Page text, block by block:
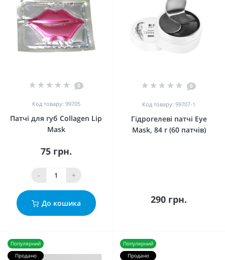
0
Код товару: 99705
Патчі для губ Collagen Lip
Mask
75 грн.
- +
До кошика
0
Код товару: 99707-1
Гідрогелеві патчі Eye
Mask, 84 г (60 патчів)
290 грн.
Популярний
Продано
Популярний
Продано